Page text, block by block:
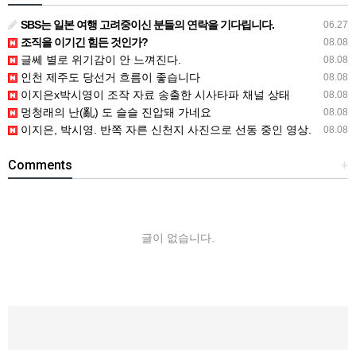
06.27
SBS는 일본 여행 고려중이신 분들의 연락을 기다립니다.
08.08
조직을 이기긴 힘든 것인가?
08.08
글쎄 별로 위기감이 안 느껴진다.
08.08
인천 제주도 당선거 흐름이 좋습니다
08.08
이지은x박시영이 조작 자료 송출한 시사타파 채널 상태
08.08
멍청래의 난(亂) 도 슬슬 진압돼 가네요
08.08
이지은, 박시영. 반쪽 자른 신천지 사진으로 선동 중인 영상.
+
Comments
글이 없습니다.